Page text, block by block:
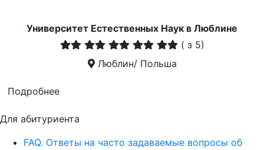
Университет Естественных Наук в Люблине
( з 5)
Люблин/ Польша
Подробнее
Для абитуриента
FAQ. Ответы на часто задаваемые вопросы об